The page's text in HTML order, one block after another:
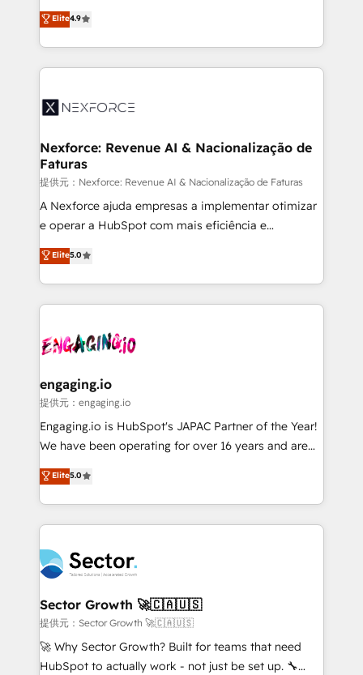
technical know-how and strategic guidance you
need to succeed.
Elite Partner. With 500+ projects across the U.S.,
Brazil, and LATAM, we combine global expertise with
regional experience. Today, we are Brazil’s largest
HubSpot Elite Partner—trusted by companies across
Implementation & Migration Onboarding across all
Station, Freshdesk, Intercom, and more. Custom
objects, automations, and integrations built for
growth. 🚀 AI-Driven GTM Orchestration Unify
HubSpot with LinkedIn, WhatsApp, email, paid
media, and AI voice to drive pipeline. 🤖 AI Custom
prospecting, follow-ups, service triage, and
knowledge retrieval—built in HubSpot. ⚡ Fast-Track
advanced optimization & adoption 📍 São Paulo, BR
• Des Moines, IA • New York, NY
Elite4.9
Nexforce: Revenue AI & Nacionalização de
Faturas
提供元：Nexforce: Revenue AI & Nacionalização de Faturas
A Nexforce ajuda empresas a implementar otimizar
e operar a HubSpot com mais eficiência e
previsibilidade de receita. Combinamos Revenue
Operations (RevOps) e Inteligência Artificial para
estruturar processos integrar sistemas organizar
dados e automatizar operações. O objetivo é
operacional de receita conectando equipes
Também somos distribuidores oficiais da HubSpot
e de mais de 150 softwares globais permitindo
contratar e pagar a HubSpot em reais com nota
fiscal no Brasil e gerar economia de até 50% na
Oferecemos ainda agentes de IA especializados em
HubSpot que automatizam tarefas executam rotinas
empresas em 13 países utilizam a Nexforce. Somos
a maior parceira da HubSpot na América Latina e
líder no ranking global de sucesso do cliente da
HubSpot.
Elite5.0
engaging.io
提供元：engaging.io
Engaging.io is HubSpot's JAPAC Partner of the Year!
We have been operating for over 16 years and are
one of HubSpot's most experienced and technically
capable Agency Partners globally. We specialise in
complex CRM migrations, implementations,
integrations, custom CMS portal development,
businesses. Our teams are based in North America
and APAC. We are HubSpot's top-ranked Advanced
Implementation Certified Partner and we contribute
to their advisory council. We strive to do 'good work
with good people' and have worked with incredible
brands. You can see some of them on our website,
Elite5.0
Sector Growth 🚀🇨🇦🇺🇸
提供元：Sector Growth 🚀🇨🇦🇺🇸
🚀 Why Sector Growth? Built for teams that need
HubSpot to actually work - not just be set up. 🔧